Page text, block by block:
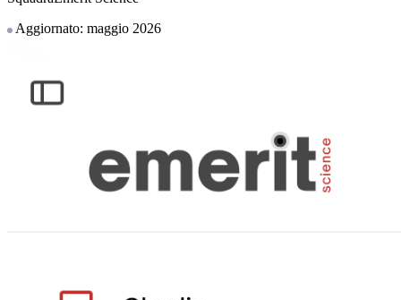
Aggiornato: maggio 2026